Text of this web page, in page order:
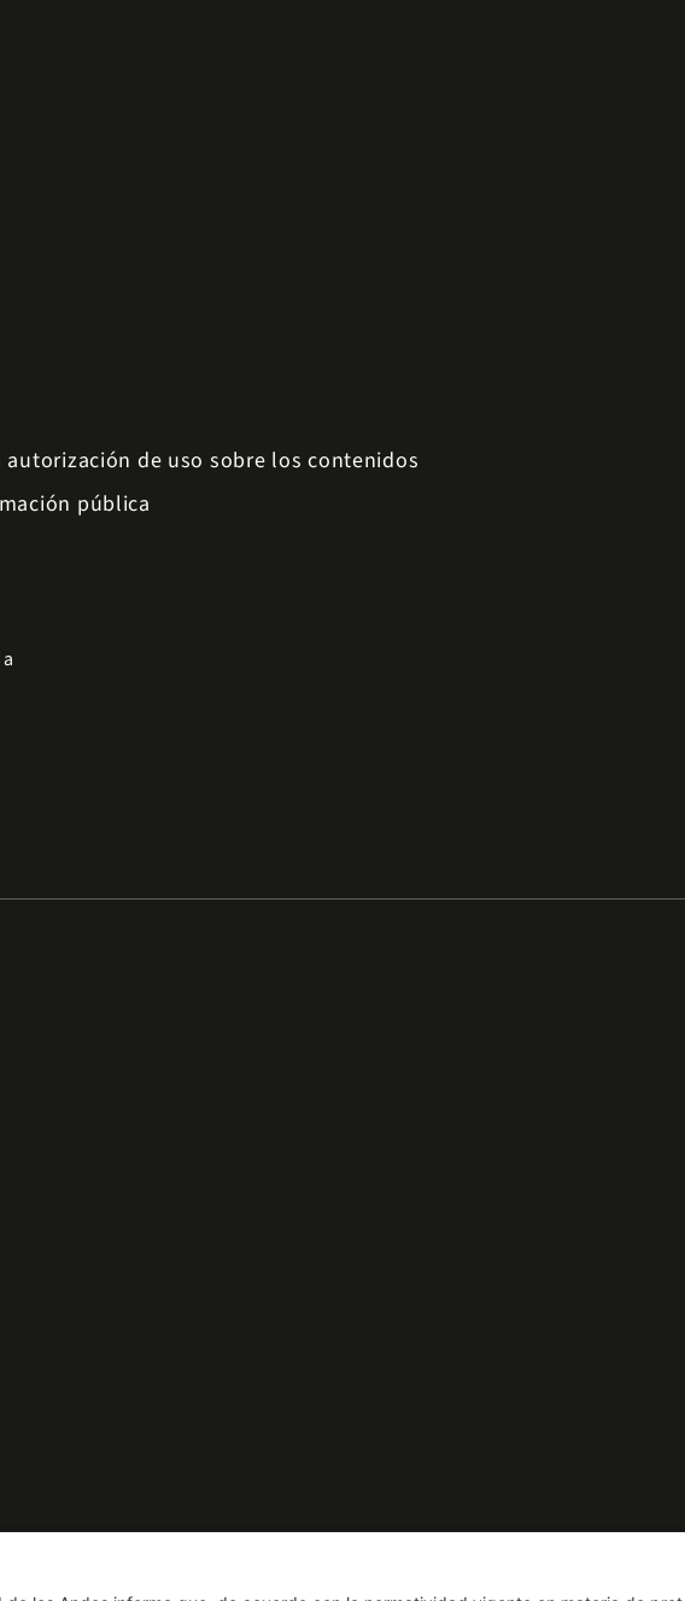
de uso sobre los contenidos
pública